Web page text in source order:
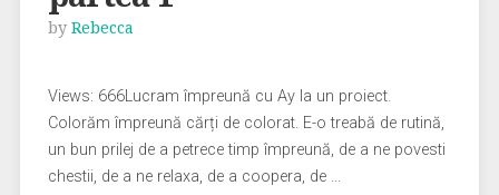
by Rebecca
Views: 666Lucram împreună cu Ay la un proiect.
Colorăm împreună cărți de colorat. E-o treabă de rutină,
un bun prilej de a petrece timp împreună, de a ne povesti
chestii, de a ne relaxa, de a coopera, de …